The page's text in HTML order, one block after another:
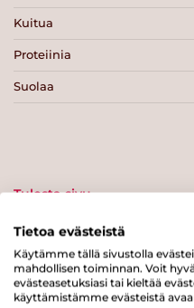
Kuitua
Proteiinia
Suolaa
Tulosta sivu
Tietoa evästeistä
Käytämme tällä sivustolla
mahdollisen toiminnan. Voit
evästeasetuksiasi tai kieltää
käyttämistämme evästeistä